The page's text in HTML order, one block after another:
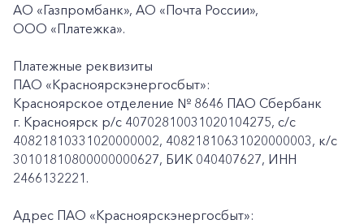
АО «Газпромбанк», АО «Почта России»,
ООО «Платежка».
Платежные реквизиты
ПАО «Красноярскэнергосбыт»:
Красноярское отделение № 8646 ПАО Сбербанк
г. Красноярск p/c 40702810031020104275, с/с
40821810331020000002, 40821810631020000003, к/c
30101810800000000627, БИК 040407627, ИНН
2466132221.
Адрес ПАО «Красноярскэнергосбыт»: